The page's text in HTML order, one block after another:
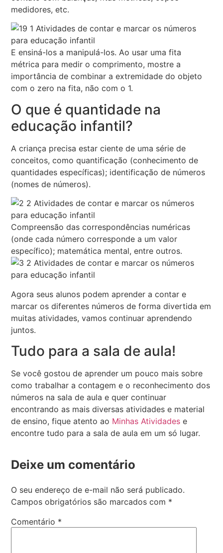
medidores, etc.
E ensiná-los a manipulá-los. Ao usar uma fita
métrica para medir o comprimento, mostre a
importância de combinar a extremidade do objeto
com o zero na fita, não com o 1.
O que é quantidade na
educação infantil?
A criança precisa estar ciente de uma série de
conceitos, como quantificação (conhecimento de
quantidades específicas); identificação de números
(nomes de números).
Compreensão das correspondências numéricas
(onde cada número corresponde a um valor
específico); matemática mental, entre outros.
Agora seus alunos podem aprender a contar e
marcar os diferentes números de forma divertida em
muitas atividades, vamos continuar aprendendo
juntos.
Tudo para a sala de aula!
Se você gostou de aprender um pouco mais sobre
como trabalhar a contagem e o reconhecimento dos
números na sala de aula e quer continuar
encontrando as mais diversas atividades e material
de ensino, fique atento ao Minhas Atividades e
encontre tudo para a sala de aula em um só lugar.
Deixe um comentário
O seu endereço de e-mail não será publicado.
Campos obrigatórios são marcados com *
Comentário *